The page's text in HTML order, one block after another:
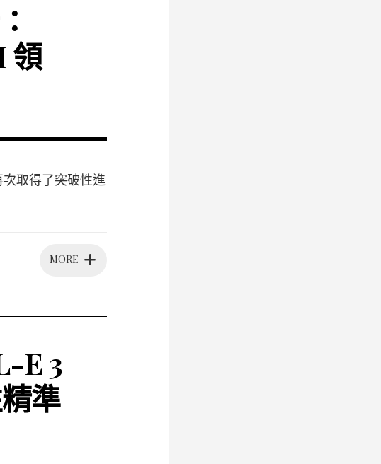
領
取得了突破性進
MORE
E 3
準